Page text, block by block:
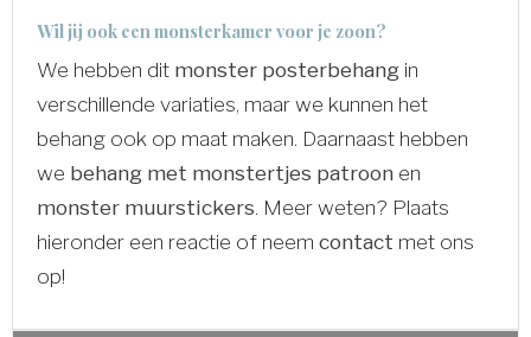
Wil jij ook een monsterkamer voor je zoon?
We hebben dit monster posterbehang in
verschillende variaties, maar we kunnen het
behang ook op maat maken. Daarnaast hebben
we behang met monstertjes patroon en
monster muurstickers. Meer weten? Plaats
hieronder een reactie of neem contact met ons
op!